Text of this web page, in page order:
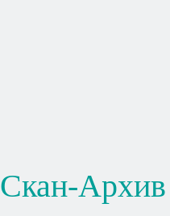
Скан-Архив